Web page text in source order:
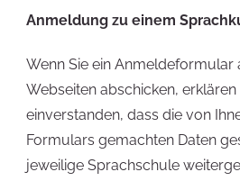
Anmeldung zu einem
Wenn Sie ein Anmeldeformular
Webseiten abschicken,
einverstanden, dass die von
Formulars gemachten Daten
jeweilige Sprachschule